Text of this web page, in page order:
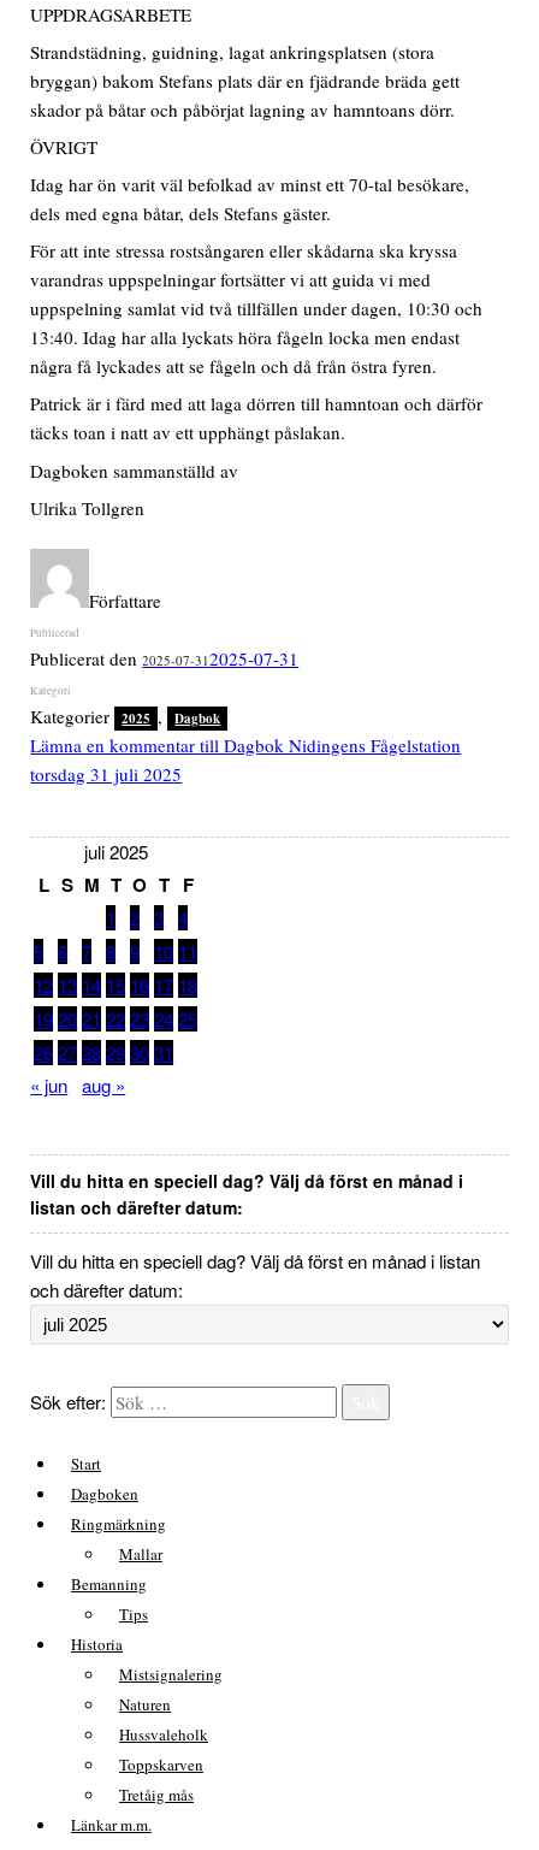
UPPDRAGSARBETE
Strandstädning, guidning, lagat ankringsplatsen (stora
bryggan) bakom Stefans plats där en fjädrande bräda gett
skador på båtar och påbörjat lagning av hamntoans dörr.
ÖVRIGT
Idag har ön varit väl befolkad av minst ett 70-tal besökare,
dels med egna båtar, dels Stefans gäster.
För att inte stressa rostsångaren eller skådarna ska kryssa
varandras uppspelningar fortsätter vi att guida vi med
uppspelning samlat vid två tillfällen under dagen, 10:30 och
13:40. Idag har alla lyckats höra fågeln locka men endast
några få lyckades att se fågeln och då från östra fyren.
Patrick är i färd med att laga dörren till hamntoan och därför
täcks toan i natt av ett upphängt påslakan.
Dagboken sammanställd av
Ulrika Tollgren
Författare
Publicerat den2025-07-312025-07-31
Kategorier 2025 , Dagbok
Lämna en kommentar till Dagbok Nidingens Fågelstation
torsdag 31 juli 2025
juli 2025
L S M T O T F
1 2 3 4
5 6 7 8 9 10 11
12 13 14 15 16 17 18
19 20 21 22 23 24 25
26 27 28 29 30 31
« jun aug »
Vill du hitta en speciell dag? Välj då först en månad i
listan och därefter datum:
Vill du hitta en speciell dag? Välj då först en månad i listan
och därefter datum:
Sök efter:
Start
Dagboken
Ringmärkning
Mallar
Bemanning
Tips
Historia
Mistsignalering
Naturen
Hussvaleholk
Toppskarven
Tretåig mås
Länkar m.m.